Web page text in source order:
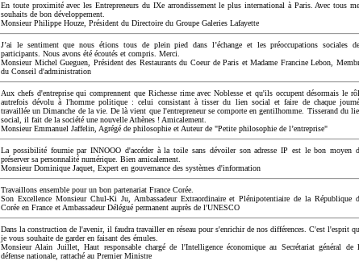
En toute proximité avec les Entrepreneurs du IXe arrondissement le plus international à Paris. Avec tous
souhaits de bon développement.
Monsieur Philippe Houze, Président du Directoire du Groupe Galeries Lafayette
J’ai le sentiment que nous étions tous de plein pied dans l’échange et les préoccupations sociales
participants. Nous avons été écoutés et compris. Merci.
Monsieur Michel Gueguen, Président des Restaurants du Coeur de Paris et Madame Francine Lebon,
du Conseil d'administration
Aux chefs d'entreprise qui comprennent que Richesse rime avec Noblesse et qu'ils occupent désormais le
autrefois dévolu à l'homme politique : celui consistant à tisser du lien social et faire de chaque
travaillée un Dimanche de la vie. De là vient que l'entrepreneur se comporte en gentilhomme. Tisserand du
social, il fait de la société une nouvelle Athènes ! Amicalement.
Monsieur Emmanuel Jaffelin, Agrégé de philosophie et Auteur de "Petite philosophie de l’entreprise"
La possibilité fournie par INNOOO d'accéder à la toile sans dévoiler son adresse IP est le bon moyen
préserver sa personnalité numérique. Bien amicalement.
Monsieur Dominique Jaquet, Expert en gouvernance des systèmes d'information
Travaillons ensemble pour un bon partenariat France Corée.
Son Excellence Monsieur Chul-Ki Ju, Ambassadeur Extraordinaire et Plénipotentiaire de la République
Corée en France et Ambassadeur Délégué permanent auprès de l'UNESCO
Dans la construction de l'avenir, il faudra travailler en réseau pour s'enrichir de nos différences. C'est l'esprit
je vous souhaite de garder en faisant des émules.
Monsieur Alain Juillet, Haut responsable chargé de l'Intelligence économique au Secrétariat général de
défense nationale, rattaché au Premier Ministre